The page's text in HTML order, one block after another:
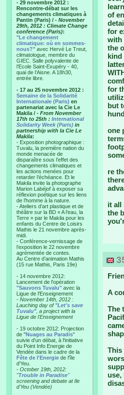
- 29 novembre 2012 :
Rencontre-débat sur les
changements climatiques à
Pantin (Paris) / - November
29th, 2012 : Climate Change
conference (Paris):
"Le changement
climatique: où en sommes-
nous?" avec Hervé Le Treut,
climatologue, membre du
GIEC. Salle polyvalente de
l’Ecole Saint-Exupéry - 40,
quai de l’Aisne. A 18h30,
entrée libre.
- 17 au 25 novembre 2012 :
Semaine de la Solidarité
Internationale (Paris) en
partenariat avec la Cie Le
Makila / - From November
17th to 25th : International
Solidarity Week (Paris) in
partnership with la Cie Le
Makila:
- Exposition photographique :
Tuvalu, la première nation du
monde menacée de
disparaître sous l’effet des
changements climatiques et
les actions menées pour
retarder l’échéance. Et le
Makila invite la photographe
Marion Labéjof à exposer sa
réflexion poétique sur les liens
de l’homme à la nature.
- Ateliers d’art plastique et de
théâtre sur la BD « A l’eau, la
Terre » par le Makila pour les
enfants du Centre de Loisirs
Mathis le 21 novembre après-
midi.
- Conférence-vernissage de
l’exposition le 22 novembre
agrémentée de contes.
Au Centre d’animation Mathis
(15 rue Mathis, Paris 19e)
- 14 novembre 2012:
Lancement de l'opération
"Sauvons Tuvalu" avec la
Ligue de l'Enseignement
- November 14th, 2012 :
Lauching day of "Let's save
Tuvalu", a project with la
Ligue de l'Enseignement
- 19 octobre 2012: Projection
de "Nuages au Paradis"
suivie d'un débat, à l'initiative
du Point Info Energie de
Vendée dans le cadre de la
Fête de l'Energie de l'île
d'Yeu.
- October 19th, 2012:
"Trouble in Paradise"
screening and debate at Ile
d'Yeu (Vendée)
of
for
with
the
kind
for
but
one
re
it all
the
A
The
This
use,